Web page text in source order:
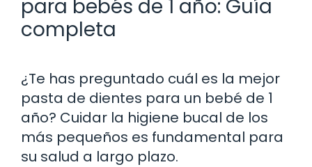
para bebés de 1 año: Guía
completa
¿Te has preguntado cuál es la mejor
pasta de dientes para un bebé de 1
año? Cuidar la higiene bucal de los
más pequeños es fundamental para
su salud a largo plazo.